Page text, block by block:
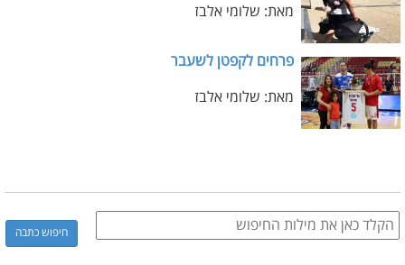
מאת: שלומי אלבז
פרחים לקפטן לשעבר
מאת: שלומי אלבז